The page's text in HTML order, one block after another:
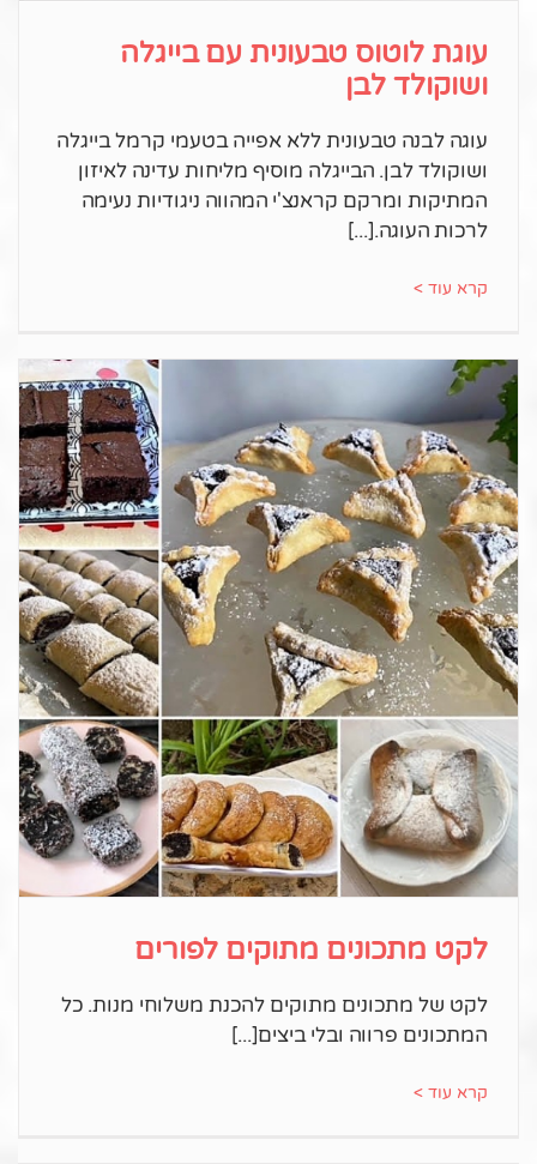
עוגת לוטוס טבעונית עם בייגלה
ושוקולד לבן
עוגה לבנה טבעונית ללא אפייה בטעמי קרמל בייגלה
ושוקולד לבן. הבייגלה מוסיף מליחות עדינה לאיזון
המתיקות ומרקם קראנצ'י המהווה ניגודיות נעימה
לרכות העוגה.
קרא עוד >
לקט מתכונים מתוקים לפורים
לקט של מתכונים מתוקים להכנת משלוחי מנות. כל
המתכונים פרווה ובלי ביצים
קרא עוד >